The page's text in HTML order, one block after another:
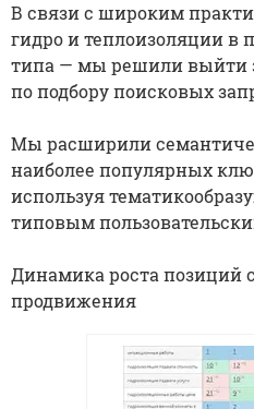
В связи с широким
гидро и теплоизоляции в
типа — мы решили выйти
по подбору поисковых
Мы расширили
наиболее популярных
используя
типовым
Динамика роста позиций
продвижения